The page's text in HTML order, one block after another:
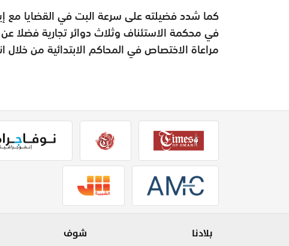
كما شدد فضيلته على سرعة البت في القضايا مع
في محكمة الاستئناف وثلاث دوائر تجارية فضلا
مراعاة الاختصاص في المحاكم الابتدائية من
بلادنا شوف